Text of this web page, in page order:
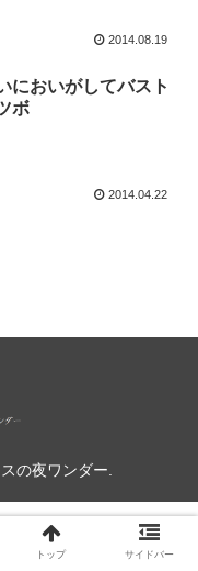
2014.08.19
においがしてバスト
ボ
2014.04.22
の夜ワンダー.
トップ サイドバー